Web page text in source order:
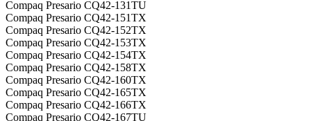
Compaq Presario CQ42-131TU
Compaq Presario CQ42-151TX
Compaq Presario CQ42-152TX
Compaq Presario CQ42-153TX
Compaq Presario CQ42-154TX
Compaq Presario CQ42-158TX
Compaq Presario CQ42-160TX
Compaq Presario CQ42-165TX
Compaq Presario CQ42-166TX
Compaq Presario CQ42-167TU